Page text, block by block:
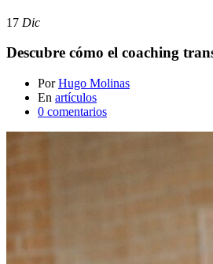
17 Dic
Descubre cómo el coaching
Por Hugo Molinas
En artículos
0 comentarios